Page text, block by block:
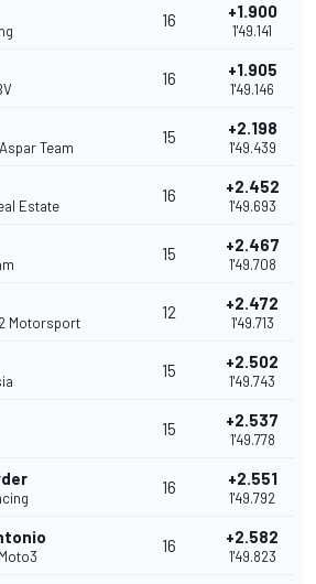
16 +1.900
1'49.141
16 +1.905
1'49.146
Team
15 +2.198
1'49.439
Estate
16 +2.452
1'49.693
15 +2.467
1'49.708
Motorsport
12 +2.472
1'49.713
15 +2.502
1'49.743
15 +2.537
1'49.778
16 +2.551
1'49.792
16 +2.582
1'49.823